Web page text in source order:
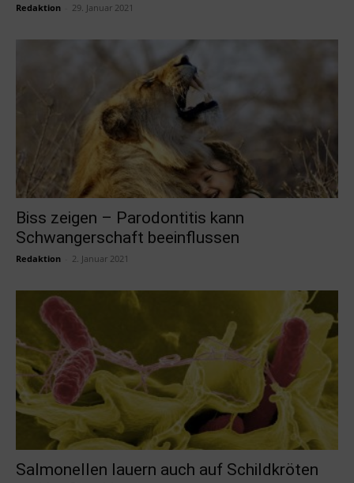
Redaktion 29. Januar 2021
Biss zeigen – Parodontitis kann
Schwangerschaft beeinflussen
Redaktion 2. Januar 2021
Salmonellen lauern auch auf Schildkröten